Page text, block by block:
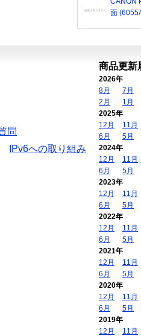
面
問
IPv6への取り組み
商品更新
2026年
8月
7月
2月
1月
2025年
12月
11月
6月
5月
2024年
12月
11月
6月
5月
2023年
12月
11月
6月
5月
2022年
12月
11月
6月
5月
2021年
12月
11月
6月
5月
2020年
12月
11月
6月
5月
2019年
12月
11月